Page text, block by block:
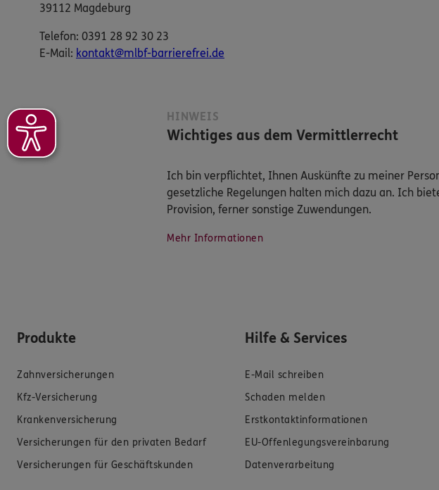
39112 Magdeburg
Telefon: 0391 28 92 30 23
E-​Mail: kontakt@mlbf-barrierefrei.de
HINWEIS
Wichtiges aus dem Vermittlerrecht
Ich bin verpflichtet, Ihnen Auskünfte zu meiner
gesetzliche Regelungen halten mich dazu an. Ich
Provision, ferner sonstige Zuwendungen.
Mehr Informationen
Produkte
Zahnversicherungen
Kfz-Versicherung
Krankenversicherung
Versicherungen für den privaten Bedarf
Versicherungen für Geschäftskunden
Hilfe & Services
E-Mail schreiben
Schaden melden
Erstkontaktinformationen
EU-Offenlegungsvereinbarung
Datenverarbeitung